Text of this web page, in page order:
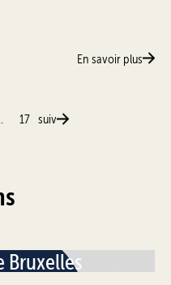
En savoir plus
17 suiv
Bruxelles